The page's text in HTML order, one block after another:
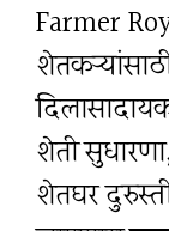
Farmer
शेती
शेतघर